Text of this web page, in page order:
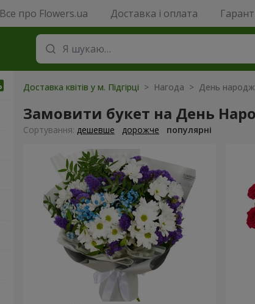
Все про Flowers.ua Доставка і оплата
Доставка квітів у м. Підгірці > Нагода > День
Замовити букет на День
Сортування: дешевше дорожче популярні